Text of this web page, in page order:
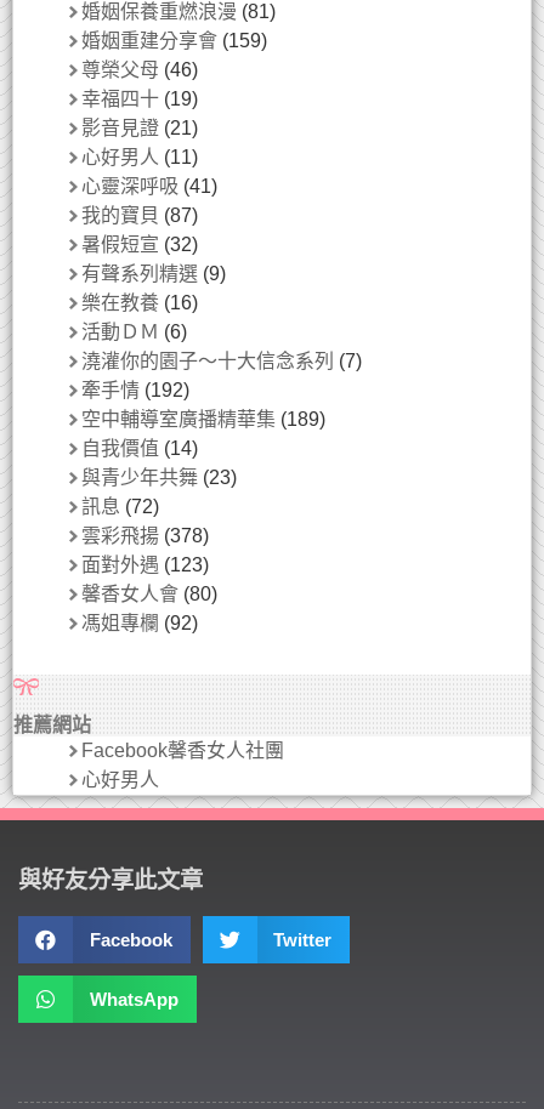
婚姻保養重燃浪漫 (81)
婚姻重建分享會 (159)
尊榮父母 (46)
幸福四十 (19)
影音見證 (21)
心好男人 (11)
心靈深呼吸 (41)
我的寶貝 (87)
暑假短宣 (32)
有聲系列精選 (9)
樂在教養 (16)
活動ＤＭ (6)
澆灌你的園子～十大信念系列 (7)
牽手情 (192)
空中輔導室廣播精華集 (189)
自我價值 (14)
與青少年共舞 (23)
訊息 (72)
雲彩飛揚 (378)
面對外遇 (123)
馨香女人會 (80)
馮姐專欄 (92)
推薦網站
Facebook馨香女人社團
心好男人
與好友分享此文章
Facebook Twitter
WhatsApp